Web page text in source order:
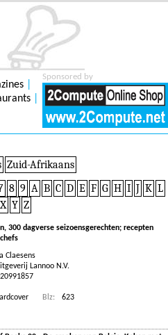
Sponsored by
Zuid-Afrikaans
8 9 A B C D E F G H I J K L
X Y Z
300 dagverse seizoensgerechten; recepten
Claesens
Lannoo N.V.
Blz:
623